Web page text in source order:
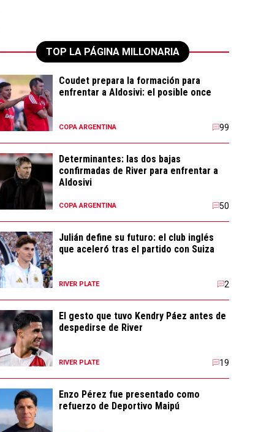
TOP LA PÁGINA MILLONARIA
Coudet prepara la formación para
enfrentar a Aldosivi: el posible once
COPA ARGENTINA 99
Determinantes: las dos bajas
confirmadas de River para enfrentar a
Aldosivi
COPA ARGENTINA 50
Julián define su futuro: el club inglés
que aceleró tras el partido con Suiza
RIVER PLATE 2
El gesto que tuvo Kendry Páez antes de
despedirse de River
RIVER PLATE 19
Enzo Pérez fue presentado como
refuerzo de Deportivo Maipú